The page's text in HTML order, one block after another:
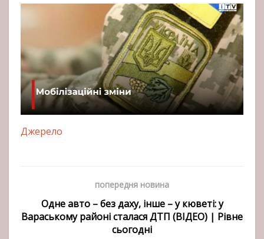
Джерело
попередня новина
Одне авто – без даху, інше – у кюветі: у
Вараському районі сталася ДТП (ВІДЕО) | Рівне
сьогодні